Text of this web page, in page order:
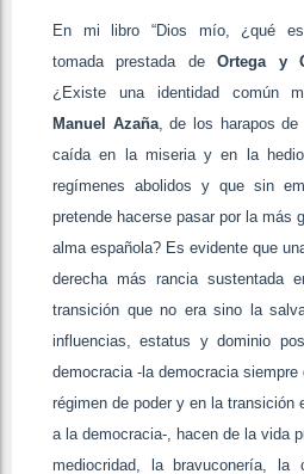
En mi libro “Dios mío, ¿qué es
tomada prestada deOrtega y
¿Existe una identidad común
Manuel Azaña, de los harapos de
caída en la miseria y en la
regímenes abolidos y que sin
pretende hacerse pasar por la más
alma española? Es evidente que
derecha más rancia sustentada
transición que no era sino la
influencias, estatus y dominio
democracia -la democracia
régimen de poder y en la transición
a la democracia-, hacen de la vida
mediocridad, la bravuconería, la